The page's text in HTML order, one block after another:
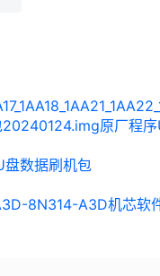
20240124.img原厂程
数据刷机包
8N314-A3D机芯软